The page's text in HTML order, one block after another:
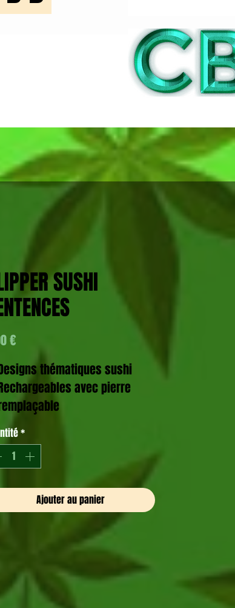
SUSHI
€
thématiques sushi
avec pierre
Flamme préréglée
d’allumage avec
tasseur
Corps en nylon résistant et
auto-extinguible
: 7,7 x 2,3 x 1,7 cm
*
Ajouter au panier